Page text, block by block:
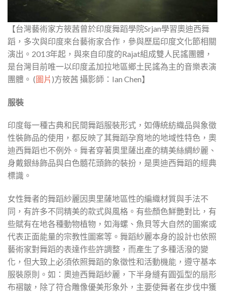
【台灣藝術家方筱茜曾於印度舞蹈學院Srjan學習奧迪西舞
蹈，多次與印度來台藝術家合作，參與歷屆印度文化節相關
演出。2013年起，與來自印度的Rajat組成雙人民謠團體，
是台灣目前唯一以印度孟加拉地區鄉土民謠為主的音樂表演
團體。 (圖片 )方筱茜 攝影師：Ian Chen】
服裝
印度每一種古典和民間舞蹈服裝形式，如傳統紡織品與象徵
性裝飾品的使用，都反映了其舞蹈孕育地的地域性特色，奧
迪西舞蹈也不例外。舞者穿著奧里薩出產的精美絲綢紗麗、
身戴銀絲飾品與白色髓花頭飾的裝扮，是奧迪西舞蹈的經典
標識。
女性舞者的舞蹈紗麗因奧里薩地區性的編織材質與手法不
同，有許多不同精美的款式與風格。有些顏色鮮艷對比，有
些賦有在地各種動物植物，如海螺、魚貝等大自然的圖案或
代表正面能量的宗教性圖案等。舞蹈紗麗本身的設計也依照
藝術家對舞蹈的表達作些許調整，而產生了多種活潑的變
化，但大致上必須依照舞蹈的象徵性和活動機能，遵守基本
服裝原則。如：奧迪西舞蹈紗麗，下半身縫有圓弧型的扇形
布褶皺，除了符合雕像優美形象外，主要使舞者在步伐中獲